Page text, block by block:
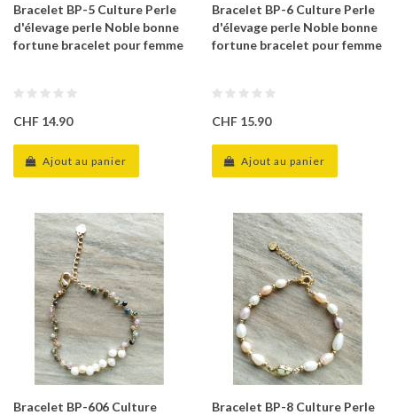
Bracelet BP-5 Culture Perle
d'élevage perle Noble bonne
fortune bracelet pour femme
CHF 14.90
Ajout au panier
Bracelet BP-6 Culture Perle
d'élevage perle Noble bonne
fortune bracelet pour femme
CHF 15.90
Ajout au panier
Bracelet BP-606 Culture
Bracelet BP-8 Culture Perle